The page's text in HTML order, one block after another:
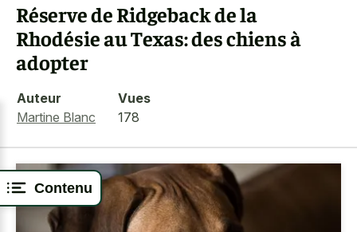
Contenu
Réserve de Ridgeback de la
Rhodésie au Texas: des chiens à
adopter
Auteur
Martine Blanc
Vues
178